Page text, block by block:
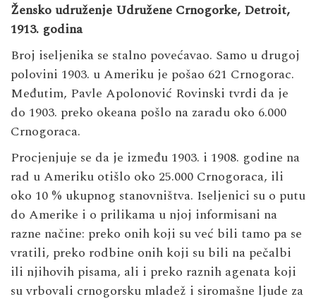
Žensko udruženje Udružene Crnogorke, Detroit,
1913. godina
Broj iseljenika se stalno povećavao. Samo u drugoj
polovini 1903. u Ameriku je pošao 621 Crnogorac.
Međutim, Pavle Apolonović Rovinski tvrdi da je
do 1903. preko okeana pošlo na zaradu oko 6.000
Crnogoraca.
Procjenjuje se da je između 1903. i 1908. godine na
rad u Ameriku otišlo oko 25.000 Crnogoraca, ili
oko 10 % ukupnog stanovništva. Iseljenici su o putu
do Amerike i o prilikama u njoj informisani na
razne načine: preko onih koji su već bili tamo pa se
vratili, preko rodbine onih koji su bili na pečalbi
ili njihovih pisama, ali i preko raznih agenata koji
su vrbovali crnogorsku mladež i siromašne ljude za